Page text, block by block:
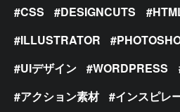
CSS DESIGNCUTS
ILLUSTRATOR
UIデザイン
WORDPRESS
アクション素材
インスピレ